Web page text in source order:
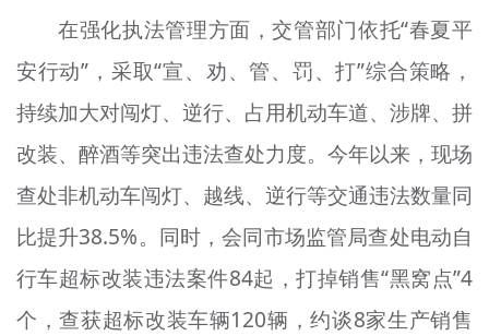
在强化执法管理方面，交管部门依托“春夏平
安行动”，采取“宣、劝、管、罚、打”综合策略，
持续加大对闯灯、逆行、占用机动车道、涉牌、拼
改装、醉酒等突出违法查处力度。今年以来，现场
查处非机动车闯灯、越线、逆行等交通违法数量同
比提升38.5%。同时，会同市场监管局查处电动自
行车超标改装违法案件84起，打掉销售“黑窝点”4
个，查获超标改装车辆120辆，约谈8家生产销售